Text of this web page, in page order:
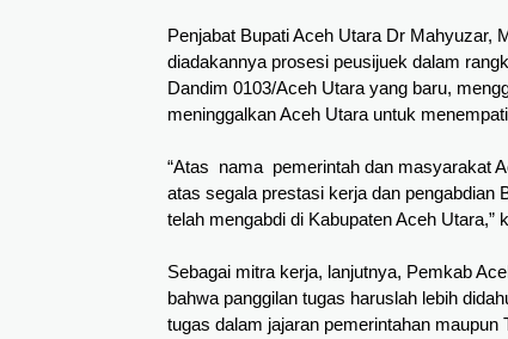
Penjabat Bupati Aceh Utara Dr Mahyuzar,
diadakannya prosesi peusijuek dalam
Dandim 0103/Aceh Utara yang baru,
meninggalkan Aceh Utara untuk
“Atas  nama  pemerintah dan
atas segala prestasi kerja dan pengabdian
telah mengabdi di Kabupaten Aceh Utara,”
Sebagai mitra kerja, lanjutnya, Pemkab
bahwa panggilan tugas haruslah lebih
tugas dalam jajaran pemerintahan